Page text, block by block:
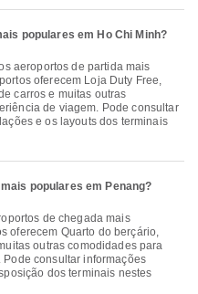
populares em Ho Chi Minh?
aeroportos de partida mais
oferecem Loja Duty Free,
carros e muitas outras
de viagem. Pode consultar
e os layouts dos terminais
populares em Penang?
de chegada mais
oferecem Quarto do berçário,
outras comodidades para
consultar informações
dos terminais nestes